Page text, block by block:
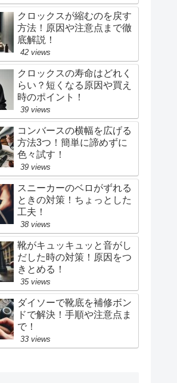
クロックスが縮むのを戻す
方法！原因や注意点まで徹
底解説！
42 views
クロックスの寿命はどれく
らい？短くなる原因や買え
時のポイント！
39 views
コンバースの横幅を広げる
方法3つ！簡単に諦めずに
色々試す！
39 views
スニーカーのベロがずれる
ときの対策！ちょっとした
工夫！
38 views
靴がキュッキュッと音がし
だした時の対策！原因をつ
きとめる！
35 views
ダイソーで靴底を補修ボン
ドで解決！手順や注意点ま
で！
33 views